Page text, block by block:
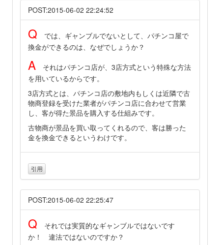
POST:2015-06-02 22:24:52
Q では、ギャンブルでないとして、パチンコ屋で
換金ができるのは、なぜでしょうか？
A それはパチンコ店が、3店方式という特殊な方法
を用いているからです。
3店方式とは、パチンコ店の敷地内もしくは近隣で古
物商登録を受けた業者がパチンコ店に合わせて営業
し、客が得た景品を購入する仕組みです。
古物商が景品を買い取ってくれるので、客は勝った
金を換金できるというわけです。
引用
POST:2015-06-02 22:25:47
Q それでは実質的なギャンブルではないです
か！ 違法ではないのですか？